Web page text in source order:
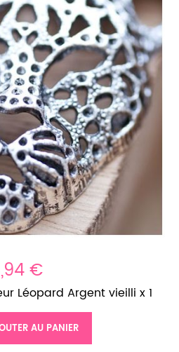
€
Léopard Argent vieilli x 1
AU PANIER